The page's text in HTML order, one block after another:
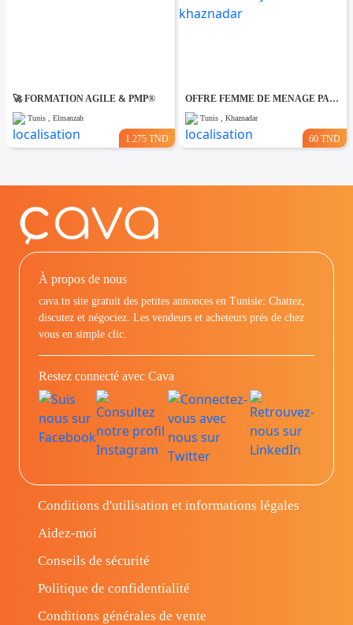
🚀 FORMATION AGILE & PMP®
Tunis , Elmanzah
1.275 TND
OFFRE FEMME DE MENAGE PAR JOUR A khaznadar
Tunis , Khaznadar
60 TND
À propos de nous
cava.tn site gratuit des petites annonces en Tunisie: Chattez,
discutez et négociez. Les vendeurs et acheteurs prés de chez
vous en simple clic.
Restez connecté avec Cava
Conditions d'utilisation et informations légales
Aidez-moi
Conseils de sécurité
Politique de confidentialité
Conditions générales de vente